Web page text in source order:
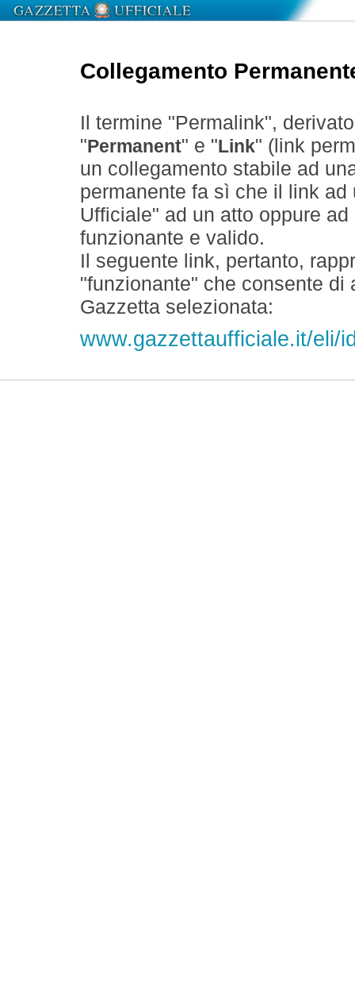
Collegamento
Il termine "Permalink",
" Permanent" e " Link" (link
un collegamento stabile ad
permanente fa sì che il link
Ufficiale" ad un atto oppure
funzionante e valido.
Il seguente link, pertanto,
"funzionante" che consente
Gazzetta selezionata:
www.gazzettaufficiale.it/eli/